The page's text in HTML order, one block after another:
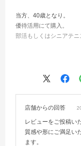
当方、40歳となり。
優待活用にて購入。
部活もしくはシニアテ
日常の陽射し避けには
願わくば、もう少し控
店舗からの回答
レビューをご投稿い
質感や形にご満足い
ます。